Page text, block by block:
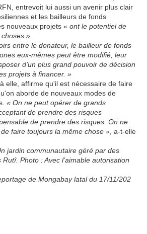
entrevoit lui aussi un avenir plus clair
et les bailleurs de fonds
nouveaux projets « ont le potentiel de
».
entre le donateur, le bailleur de fonds
eux-mêmes peut être modifié, leur
d’un plus grand pouvoir de décision
projets à financer. »
elle, affirme qu'il est nécessaire de faire
aborde de nouveaux modes de
« On ne peut opérer de grands
de prendre des risques
de prendre des risques. On ne
faire toujours la même chose » , a-t-elle
jardin communautaire géré par des
Photo : Avec l’aimable autorisation
de Mongabay latal du 17/11/202